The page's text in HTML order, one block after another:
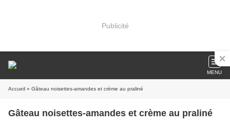
Publicité
MENU
Accueil » Gâteau noisettes-amandes et crème au praliné
Gâteau noisettes-amandes et crème au praliné